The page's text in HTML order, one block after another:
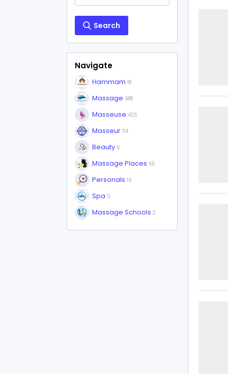
Search
Navigate
Hammam 18
Massage 688
Masseuse 425
Masseur 114
Beauty 6
Massage Places 65
Personals 16
Spa 0
Massage Schools 2